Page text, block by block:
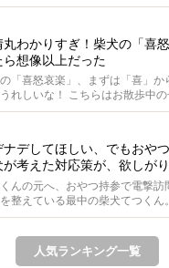
丸わかりすぎ！柴犬の「喜
ら想像以上だった
「喜怒哀楽」、まずは「喜」か
れしいな！ こちらはお散歩中
ナデしてほしい、でもおや
が考えた対応策が、欲しが
画】
んの元へ、おやつ持参で電撃訪
整えている最中の柴犬てつくん
人気ランキング一覧